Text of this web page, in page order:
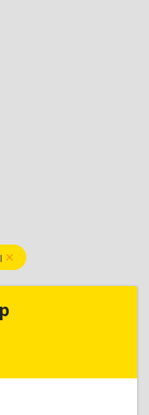
Центр